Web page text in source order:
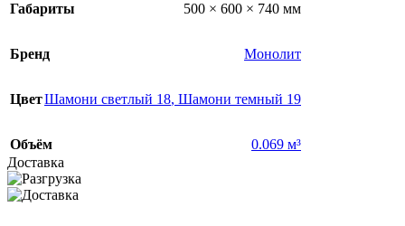
Габариты 500 × 600 × 740 мм
Бренд Монолит
ЦветШамони светлый 18, Шамони темный 19
Объём
0.069 м³
Доставка